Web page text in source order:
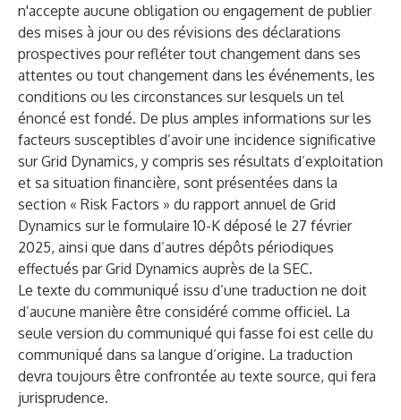
n'accepte aucune obligation ou engagement de publier
des mises à jour ou des révisions des déclarations
prospectives pour refléter tout changement dans ses
attentes ou tout changement dans les événements, les
conditions ou les circonstances sur lesquels un tel
énoncé est fondé. De plus amples informations sur les
facteurs susceptibles d’avoir une incidence significative
sur Grid Dynamics, y compris ses résultats d’exploitation
et sa situation financière, sont présentées dans la
section « Risk Factors » du rapport annuel de Grid
Dynamics sur le formulaire 10-K déposé le 27 février
2025, ainsi que dans d’autres dépôts périodiques
effectués par Grid Dynamics auprès de la SEC.
Le texte du communiqué issu d’une traduction ne doit
d’aucune manière être considéré comme officiel. La
seule version du communiqué qui fasse foi est celle du
communiqué dans sa langue d’origine. La traduction
devra toujours être confrontée au texte source, qui fera
jurisprudence.